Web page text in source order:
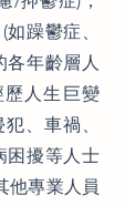
躁鬱症、
各年齡層人
人生巨變
、車禍、
困擾等人士
他專業人員